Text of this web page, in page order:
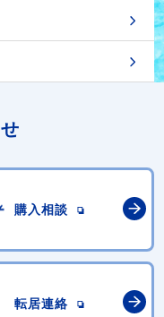
購入相談
転居連絡